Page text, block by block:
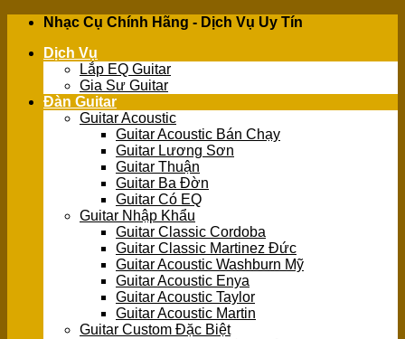
Skip
content
Nhạc Cụ Chính Hãng - Dịch Vụ Uy Tín
Dịch Vụ
Lắp EQ Guitar
Gia Sư Guitar
Đàn Guitar
Guitar Acoustic
Guitar Acoustic Bán Chạy
Guitar Lương Sơn
Guitar Thuận
Guitar Ba Đờn
Guitar Có EQ
Guitar Nhập Khẩu
Guitar Classic Cordoba
Guitar Classic Martinez Đức
Guitar Acoustic Washburn Mỹ
Guitar Acoustic Enya
Guitar Acoustic Taylor
Guitar Acoustic Martin
Guitar Custom Đặc Biệt